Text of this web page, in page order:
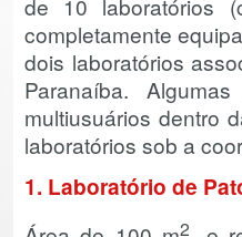
de 10 laboratórios
completamente
dois laboratórios
Paranaíba.
multiusuários dentro
laboratórios sob a
1. Laboratório de
2